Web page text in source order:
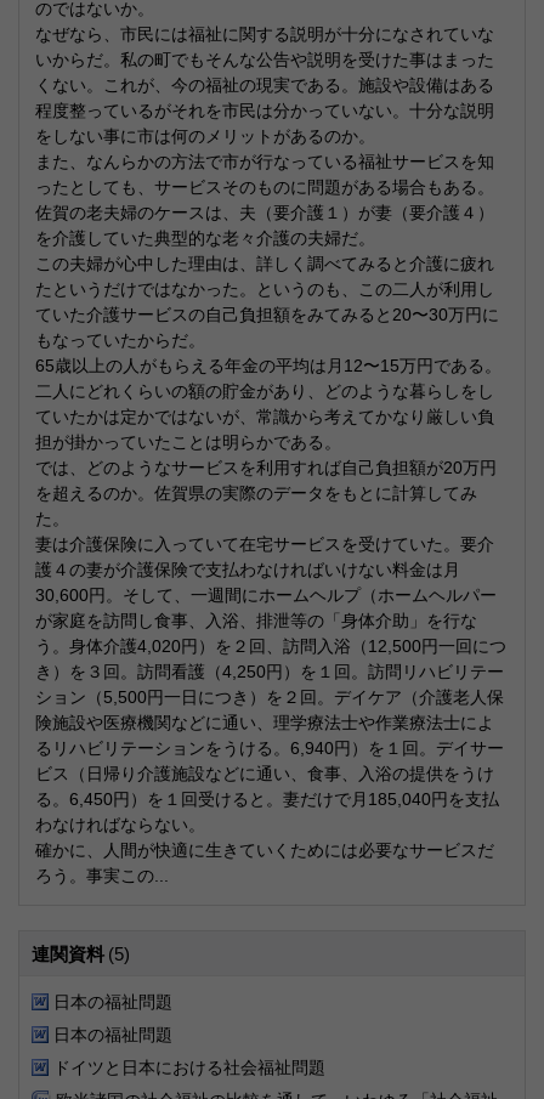
のではないか。
なぜなら、市民には福祉に関する説明が十分になされていな
いからだ。私の町でもそんな公告や説明を受けた事はまった
くない。これが、今の福祉の現実である。施設や設備はある
程度整っているがそれを市民は分かっていない。十分な説明
をしない事に市は何のメリットがあるのか。
また、なんらかの方法で市が行なっている福祉サービスを知
ったとしても、サービスそのものに問題がある場合もある。
佐賀の老夫婦のケースは、夫（要介護１）が妻（要介護４）
を介護していた典型的な老々介護の夫婦だ。
この夫婦が心中した理由は、詳しく調べてみると介護に疲れ
たというだけではなかった。というのも、この二人が利用し
ていた介護サービスの自己負担額をみてみると20〜30万円に
もなっていたからだ。
65歳以上の人がもらえる年金の平均は月12〜15万円である。
二人にどれくらいの額の貯金があり、どのような暮らしをし
ていたかは定かではないが、常識から考えてかなり厳しい負
担が掛かっていたことは明らかである。
では、どのようなサービスを利用すれば自己負担額が20万円
を超えるのか。佐賀県の実際のデータをもとに計算してみ
た。
妻は介護保険に入っていて在宅サービスを受けていた。要介
護４の妻が介護保険で支払わなければいけない料金は月
30,600円。そして、一週間にホームヘルプ（ホームヘルパー
が家庭を訪問し食事、入浴、排泄等の「身体介助」を行な
う。身体介護4,020円）を２回、訪問入浴（12,500円一回につ
き）を３回。訪問看護（4,250円）を１回。訪問リハビリテー
ション（5,500円一日につき）を２回。デイケア（介護老人保
険施設や医療機関などに通い、理学療法士や作業療法士によ
るリハビリテーションをうける。6,940円）を１回。デイサー
ビス（日帰り介護施設などに通い、食事、入浴の提供をうけ
る。6,450円）を１回受けると。妻だけで月185,040円を支払
わなければならない。
確かに、人間が快適に生きていくためには必要なサービスだ
ろう。事実この...
連関資料 (5)
日本の福祉問題
日本の福祉問題
ドイツと日本における社会福祉問題